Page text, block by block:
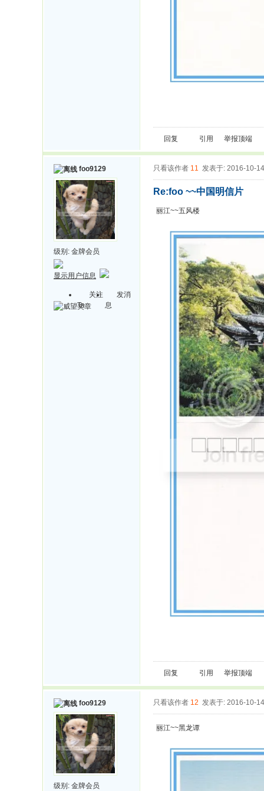
回复 引用 举报顶端
foo9129
级别: 金牌会员
显示用户信息
关注
Ta
发消
息
只看该作者 11 发表于: 2016-10-14
Re:foo ~~中国明信片
丽江~~五风楼
回复 引用 举报顶端
foo9129
级别: 金牌会员
只看该作者 12 发表于: 2016-10-14
丽江~~黑龙谭